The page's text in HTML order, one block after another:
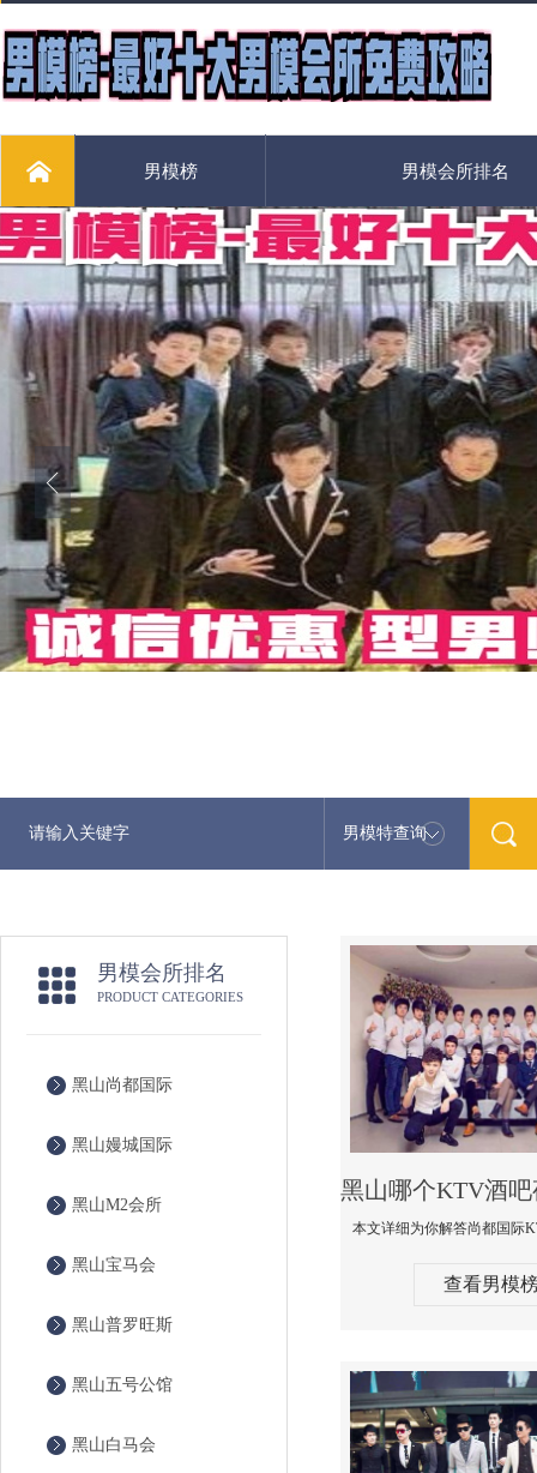
男模榜 男模会所排名
男模特查询
男模会所排名
PRODUCT CATEGORIES
黑山尚都国际
黑山嫚城国际
黑山M2会所
黑山宝马会
黑山普罗旺斯
黑山五号公馆
黑山白马会
查看男模